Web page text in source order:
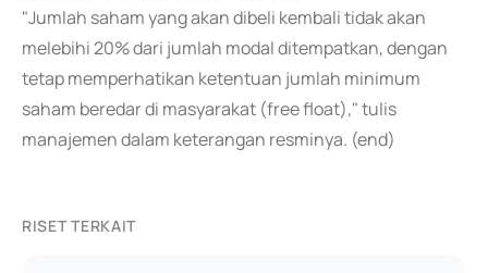
"Jumlah saham yang akan dibeli kembali tidak akan
melebihi 20% dari jumlah modal ditempatkan, dengan
tetap memperhatikan ketentuan jumlah minimum
saham beredar di masyarakat (free float)," tulis
manajemen dalam keterangan resminya. (end)
RISET TERKAIT